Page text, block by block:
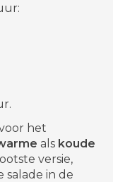
het
als koude
versie,
salade in de